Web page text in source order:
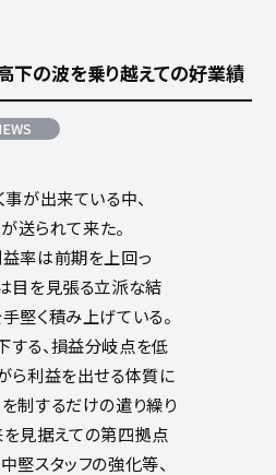
下の波を乗り越えての好業績
が出来ている中、
送られて来た。
率は前期を上回っ
目を見張る立派な結
堅く積み上げている。
る、損益分岐点を低
ら利益を出せる体質に
制するだけの遣り繰り
見据えての第四拠点
堅スタッフの強化等、